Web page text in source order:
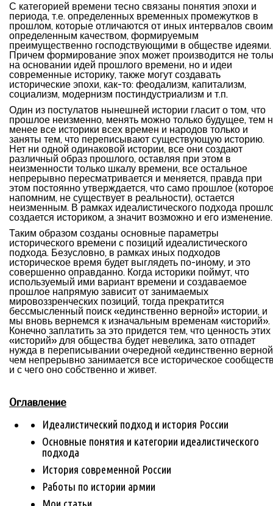
С категорией времени тесно связаны понятия эпохи и
периода, т.е. определенных временных промежутков в
прошлом, которые отличаются от иных интервалов своим
определенным качеством, формируемым
преимущественно господствующими в обществе идеями.
Причем формирование эпох может производится не
на основании идей прошлого времени, но и идеи
современные историку, также могут создавать
исторические эпохи, как-то: феодализм, капитализм,
социализм, модернизм постиндустриализм и т.п.
Один из постулатов нынешней истории гласит о том, что
прошлое неизменно, менять можно только будущее, тем
менее все историки всех времен и народов только и
заняты тем, что переписывают существующую историю.
Нет ни одной одинаковой истории, все они создают
различный образ прошлого, оставляя при этом в
неизменности только шкалу времени, все остальное
непрерывно пересматривается и меняется, правда при
этом постоянно утверждается, что само прошлое
напомним, не существует в реальности), остается
неизменным. В рамках идеалистического подхода
создается историком, а значит возможно и его изменение.
Таким образом созданы основные параметры
исторического времени с позиций идеалистического
подхода. Безусловно, в рамках иных подходов
историческое время будет выглядеть по-иному, и это
совершенно оправданно. Когда историки поймут, что
используемый ими вариант времени и создаваемое
прошлое напрямую зависит от занимаемых
мировоззренческих позиций, тогда прекратится
бессмысленный поиск «единственно верной» истории, и
мы вновь вернемся к изначальным временам «историй».
Конечно заплатить за это придется тем, что ценность этих
«историй» для общества будет невелика, зато отпадет
нужда в переписывании очередной «единственно
чем непрерывно занимается все историческое
и с чего оно собственно и живет.
Оглавление
Идеалистический подход и история России
Основные понятия и категории идеалистического
подхода
История современной России
Работы по истории армии